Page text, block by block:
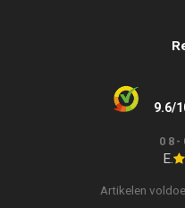
9.6/
08-
E.
Artikelen